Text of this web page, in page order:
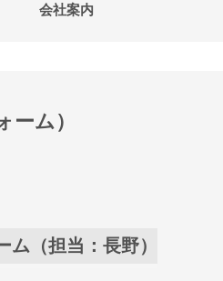
会社案内
ム）
ム（担当：長野）